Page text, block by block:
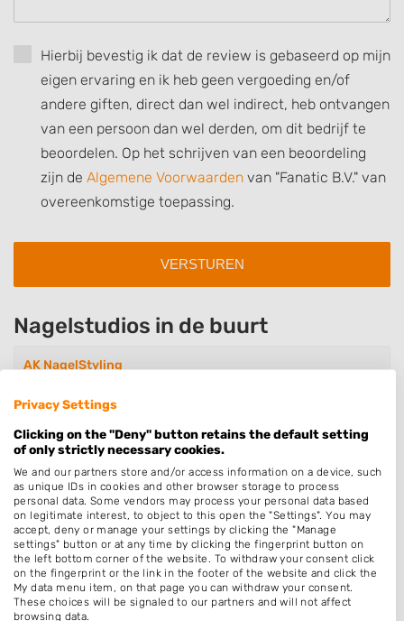
Hierbij bevestig ik dat de review is gebaseerd op mijn
eigen ervaring en ik heb geen vergoeding en/of
andere giften, direct dan wel indirect, heb ontvangen
van een persoon dan wel derden, om dit bedrijf te
beoordelen. Op het schrijven van een beoordeling
zijn de Algemene Voorwaarden van "Fanatic B.V." van
overeenkomstige toepassing.
Nagelstudios in de buurt
AK NagelStyling
1396LB Baambrugge
Yvonnes Nagelstudiootje
Silversteyn 59
3621PC Bilthoven
Op 5,71 km afstand
VeroNails
Privacy Settings
Clicking on the "Deny" button retains the default setting
of only strictly necessary cookies.
We and our partners store and/or access information on a device, such
as unique IDs in cookies and other browser storage to process
personal data. Some vendors may process your personal data based
on legitimate interest, to object to this open the "Settings". You may
accept, deny or manage your settings by clicking the "Manage
settings" button or at any time by clicking the fingerprint button on
the left bottom corner of the website. To withdraw your consent click
on the fingerprint or the link in the footer of the website and click the
My data menu item, on that page you can withdraw your consent.
These choices will be signaled to our partners and will not affect
browsing data.